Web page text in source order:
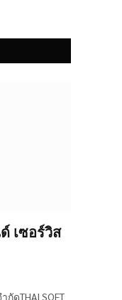
เซอร์วิส
ดTHAI SOFT